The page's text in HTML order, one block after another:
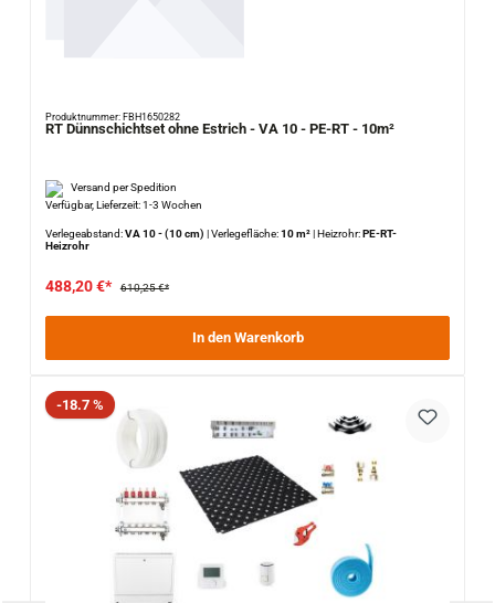
Produktnummer: FBH1650282
RT Dünnschichtset ohne Estrich - VA 10 - PE-RT - 10m²
Versand per Spedition
Verfügbar, Lieferzeit: 1-3 Wochen
Verlegeabstand:
VA 10 - (10 cm) |Verlegefläche:10 m²|Heizrohr:PE-RT-
Heizrohr
488,20 €* 610,25 €*
In den Warenkorb
Rabatt
-18.7 %